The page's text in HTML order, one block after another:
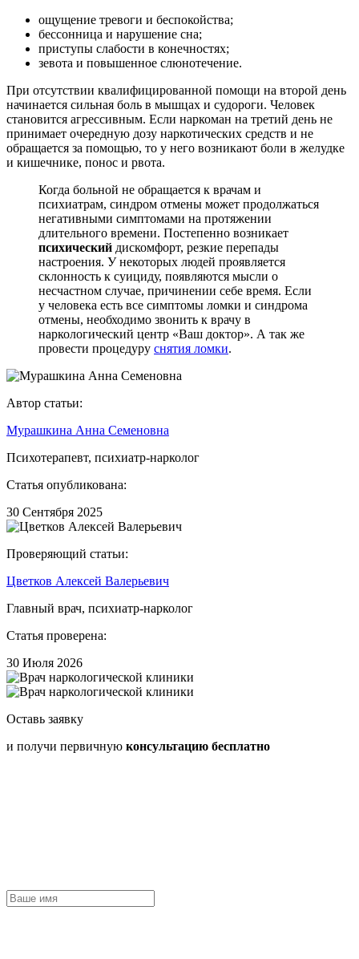
ощущение тревоги и беспокойства;
бессонница и нарушение сна;
приступы слабости в конечностях;
зевота и повышенное слюнотечение.
При отсутствии квалифицированной помощи на второй день
начинается сильная боль в мышцах и судороги. Человек
становится агрессивным. Если наркоман на третий день не
принимает очередную дозу наркотических средств и не
обращается за помощью, то у него возникают боли в желудке
и кишечнике, понос и рвота.
Когда больной не обращается к врачам и
психиатрам, синдром отмены может продолжаться
негативными симптомами на протяжении
длительного времени. Постепенно возникает
психический дискомфорт, резкие перепады
настроения. У некоторых людей проявляется
склонность к суициду, появляются мысли о
несчастном случае, причинении себе время. Если
у человека есть все симптомы ломки и синдрома
отмены, необходимо звонить к врачу в
наркологический центр «Ваш доктор». А так же
провести процедуру снятия ломки.
Автор статьи:
Мурашкина Анна Семеновна
Психотерапевт, психиатр-нарколог
Статья опубликована:
30 Сентября 2025
Проверяющий статьи:
Цветков Алексей Валерьевич
Главный врач, психиатр-нарколог
Статья проверена:
30 Июля 2026
Оставь заявку
и получи первичную консультацию бесплатно